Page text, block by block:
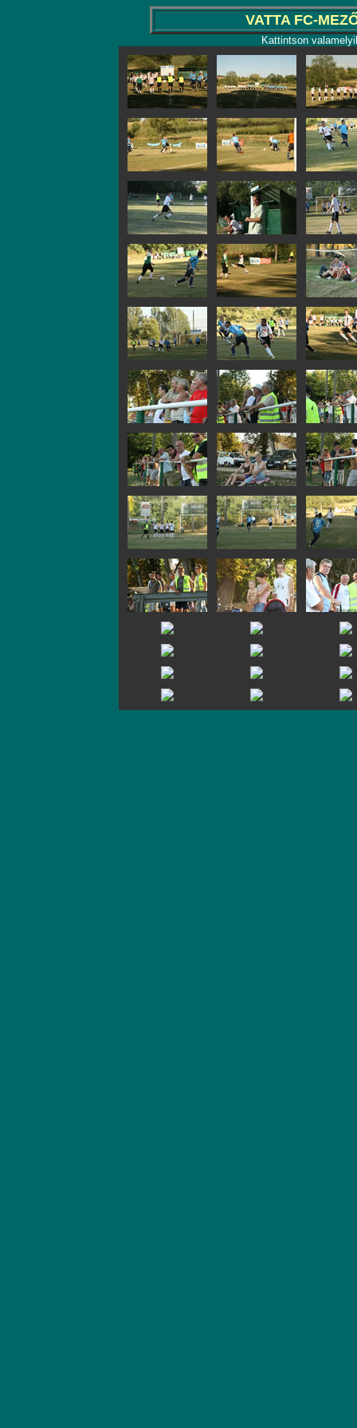
VATTA FC-
Kattintson